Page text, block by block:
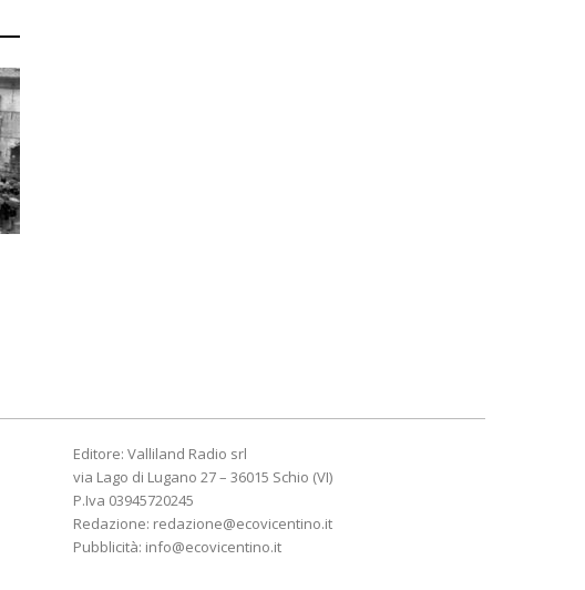
Editore: Valliland Radio srl
via Lago di Lugano 27 – 36015 Schio (VI)
P.Iva 03945720245
Redazione: redazione@ecovicentino.it
Pubblicità: info@ecovicentino.it